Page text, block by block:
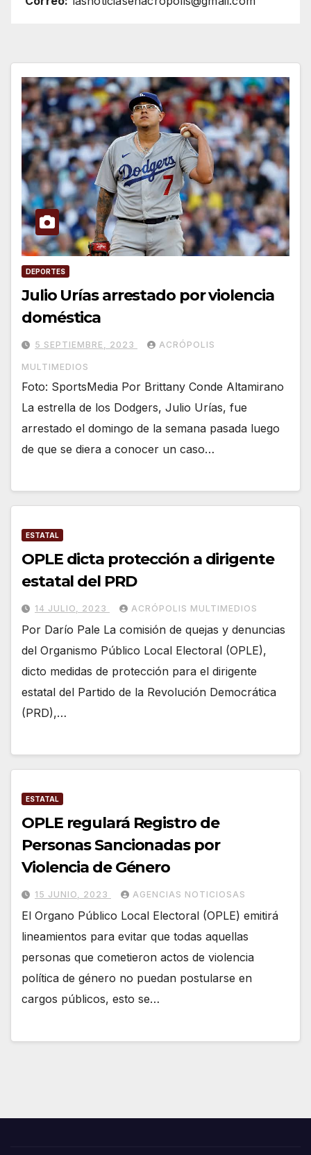
DEPORTES
Julio Urías arrestado por violencia
doméstica
5 SEPTIEMBRE, 2023 ACRÓPOLIS
MULTIMEDIOS
Foto: SportsMedia Por Brittany Conde Altamirano
La estrella de los Dodgers, Julio Urías, fue
arrestado el domingo de la semana pasada luego
de que se diera a conocer un caso…
ESTATAL
OPLE dicta protección a dirigente
estatal del PRD
14 JULIO, 2023 ACRÓPOLIS MULTIMEDIOS
Por Darío Pale La comisión de quejas y denuncias
del Organismo Público Local Electoral (OPLE),
dicto medidas de protección para el dirigente
estatal del Partido de la Revolución Democrática
(PRD),…
ESTATAL
OPLE regulará Registro de
Personas Sancionadas por
Violencia de Género
15 JUNIO, 2023 AGENCIAS NOTICIOSAS
El Organo Público Local Electoral (OPLE) emitirá
lineamientos para evitar que todas aquellas
personas que cometieron actos de violencia
política de género no puedan postularse en
cargos públicos, esto se…